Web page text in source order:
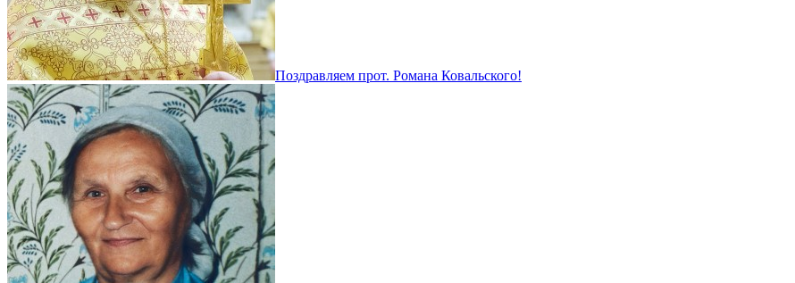
Поздравляем прот. Романа Ковальского!